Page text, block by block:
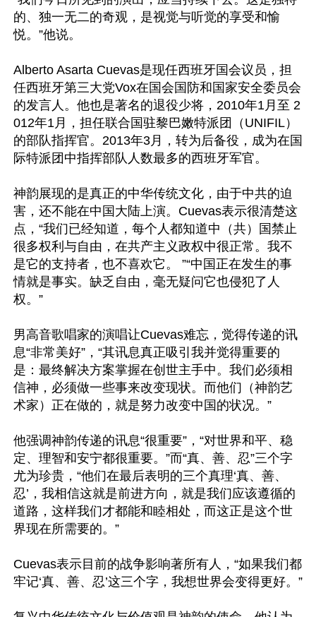
的、独一无二的奇观，是视觉与听觉的享受和愉
悦。”他说。
Alberto Asarta Cuevas是现任西班牙国会议员，担
任西班牙第三大党Vox在国会国防和国家安全委员会
的发言人。他也是著名的退役少将，2010年1月至 2
012年1月，担任联合国驻黎巴嫩特派团（UNIFIL）
的部队指挥官。2013年3月，转为后备役，成为在国
际特派团中指挥部队人数最多的西班牙军官。
神韵展现的是真正的中华传统文化，由于中共的迫
害，还不能在中国大陆上演。Cuevas表示很清楚这
点，“我们已经知道，每个人都知道中（共）国禁止
很多权利与自由，在共产主义政权中很正常。我不
是它的支持者，也不喜欢它。 ”“中国正在发生的事
情就是事实。缺乏自由，毫无疑问它也侵犯了人
权。”
男高音歌唱家的演唱让Cuevas难忘，觉得传递的讯
息“非常美好”，“其讯息真正吸引我并觉得重要的
是：最终解决方案掌握在创世主手中。我们必须相
信神，必须做一些事来改变现状。而他们（神韵艺
术家）正在做的，就是努力改变中国的状况。”
他强调神韵传递的讯息“很重要”，“对世界和平、稳
定、理智和安宁都很重要。”而“真、善、忍”三个字
尤为珍贵，“他们在最后表明的三个真理‘真、善、
忍’，我相信这就是前进方向，就是我们应该遵循的
道路，这样我们才都能和睦相处，而这正是这个世
界现在所需要的。”
Cuevas表示目前的战争影响著所有人，“如果我们都
牢记‘真、善、忍’这三个字，我想世界会变得更好。”